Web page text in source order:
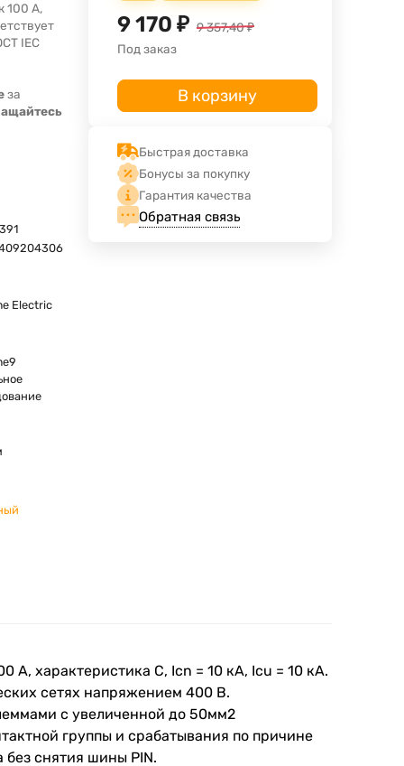
100 А,
IEC
за
Electric
9 170 ₽ 9 357,40₽
Под заказ
В корзину
Быстрая доставка
Бонусы за покупку
Гарантия качества
Обратная связь
характеристика C, Icn = 10 кА, Icu = 10 кА.
сетях напряжением 400 В.
с увеличенной до 50мм2
группы и срабатывания по причине
снятия шины PIN.